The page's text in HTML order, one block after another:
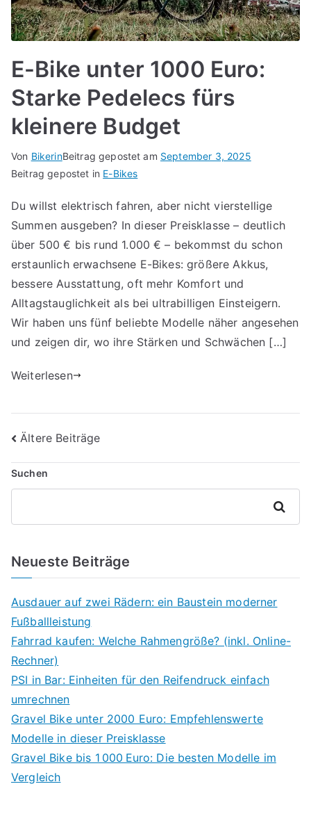
E-Bike unter 1000 Euro:
Starke Pedelecs fürs
kleinere Budget
Von BikerinBeitrag gepostet am September 3, 2025
Beitrag gepostet in E-Bikes
Du willst elektrisch fahren, aber nicht vierstellige
Summen ausgeben? In dieser Preisklasse – deutlich
über 500 € bis rund 1.000 € – bekommst du schon
erstaunlich erwachsene E-Bikes: größere Akkus,
bessere Ausstattung, oft mehr Komfort und
Alltagstauglichkeit als bei ultrabilligen Einsteigern.
Wir haben uns fünf beliebte Modelle näher angesehen
und zeigen dir, wo ihre Stärken und Schwächen […]
Weiterlesen
Beitragsnavigation
Ältere Beiträge
Suchen
Suchen
Neueste Beiträge
Ausdauer auf zwei Rädern: ein Baustein moderner
Fußballleistung
Fahrrad kaufen: Welche Rahmengröße? (inkl. Online-
Rechner)
PSI in Bar: Einheiten für den Reifendruck einfach
umrechnen
Gravel Bike unter 2000 Euro: Empfehlenswerte
Modelle in dieser Preisklasse
Gravel Bike bis 1 000 Euro: Die besten Modelle im
Vergleich